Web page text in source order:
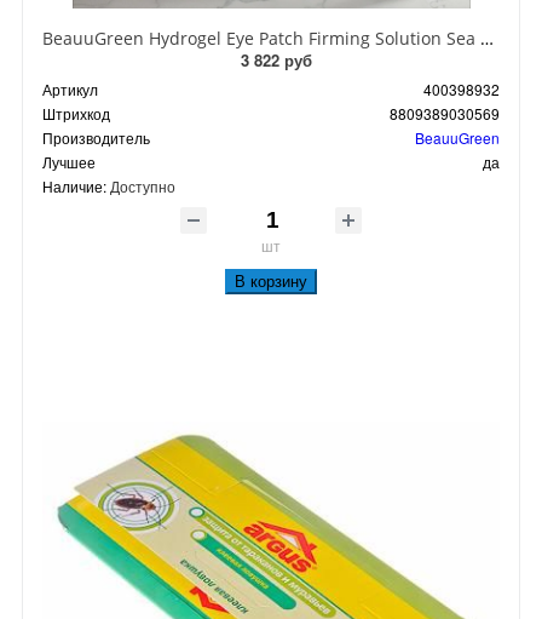
BeauuGreen Hydrogel Eye Patch Firming Solution Sea Cocumber & Black Гидрогелевые патчи для кожи вокруг глаз с экстрактом черного морского огурца 60 шт 90 гр
3 822 руб
Артикул
400398932
Штрихкод
8809389030569
Производитель
BeauuGreen
Лучшее
да
Наличие: Доступно
шт
В корзину